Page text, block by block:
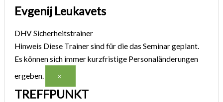
Evgenij Leukavets
DHV Sicherheitstrainer
Hinweis Diese Trainer sind für die das Seminar geplant.
Es können sich immer kurzfristige Personaländerungen
ergeben.
×
TREFFPUNKT